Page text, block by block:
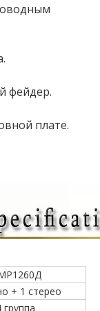
фейдер.
плате.
+ 1 стерео
группа